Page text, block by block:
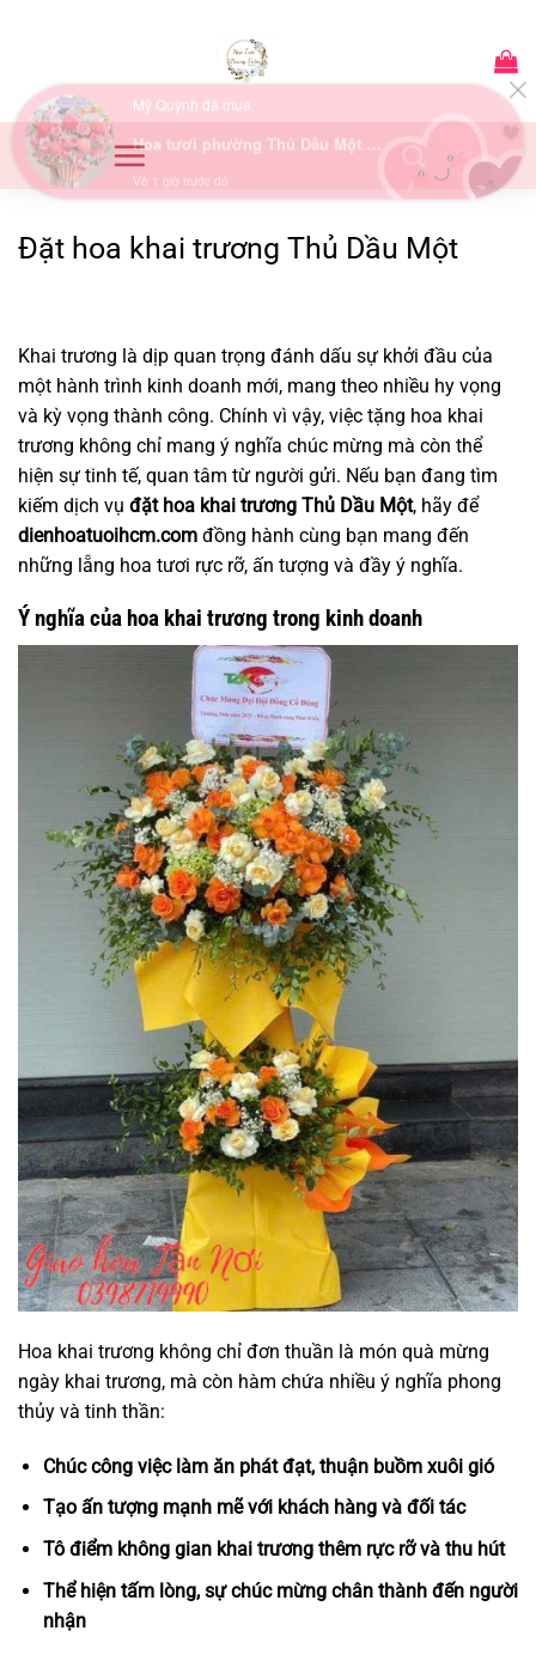
dung
Đặt hoa khai trương Thủ Dầu Một
Khai trương là dịp quan trọng đánh dấu sự khởi đầu của
một hành trình kinh doanh mới, mang theo nhiều hy vọng
và kỳ vọng thành công. Chính vì vậy, việc tặng hoa khai
trương không chỉ mang ý nghĩa chúc mừng mà còn thể
hiện sự tinh tế, quan tâm từ người gửi. Nếu bạn đang tìm
kiếm dịch vụ đặt hoa khai trương Thủ Dầu Một, hãy để
dienhoatuoihcm.com đồng hành cùng bạn mang đến
những lẵng hoa tươi rực rỡ, ấn tượng và đầy ý nghĩa.
Ý nghĩa của hoa khai trương trong kinh doanh
Hoa khai trương không chỉ đơn thuần là món quà mừng
ngày khai trương, mà còn hàm chứa nhiều ý nghĩa phong
thủy và tinh thần:
Chúc công việc làm ăn phát đạt, thuận buồm xuôi gió
Tạo ấn tượng mạnh mẽ với khách hàng và đối tác
Tô điểm không gian khai trương thêm rực rỡ và thu hút
Thể hiện tấm lòng, sự chúc mừng chân thành đến người
nhận
Về 1 giờ trước đó